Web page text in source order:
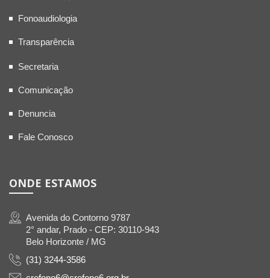
Fonoaudiologia
Transparência
Secretaria
Comunicação
Denuncia
Fale Conosco
ONDE ESTAMOS
Avenida do Contorno 9787
2° andar, Prado - CEP: 30110-943
Belo Horizonte / MG
(31) 3244-3586